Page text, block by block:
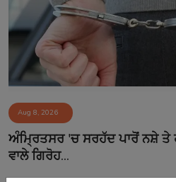
Aug 8, 2026
ਅੰਮ੍ਰਿਤਸਰ 'ਚ ਸਰਹੱਦ ਪਾਰੋਂ ਨਸ਼ੇ ਤੇ
ਵਾਲੇ ਗਿਰੋਹ...